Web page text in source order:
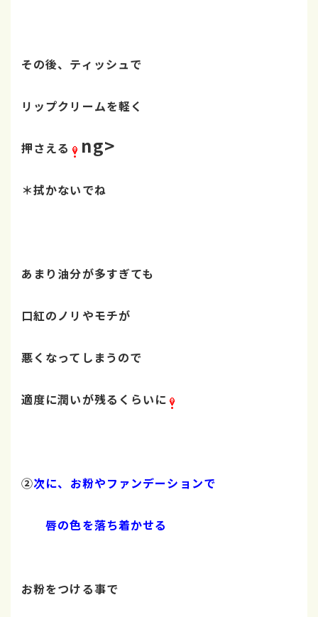
その後、ティッシュで
リップクリームを軽く
押さえる ng>
＊拭かないでね
あまり油分が多すぎても
口紅のノリやモチが
悪くなってしまうので
適度に潤いが残るくらいに
②次に、 お粉やファンデーションで
唇の色を落ち着かせる
お粉をつける事で